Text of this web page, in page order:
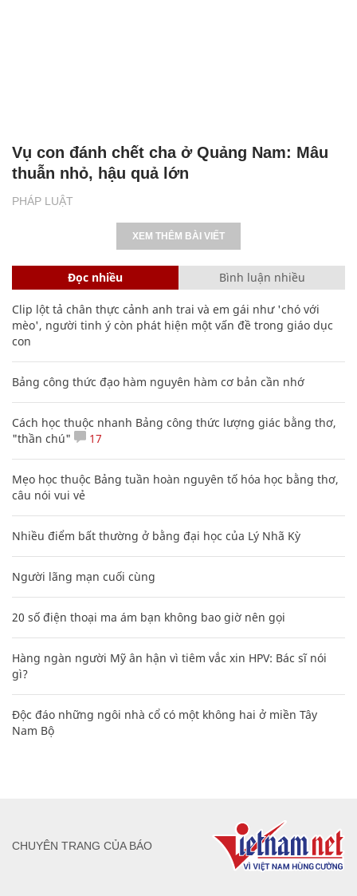
PHÁP LUẬT
Vụ con đánh chết cha ở Quảng Nam: Mâu
thuẫn nhỏ, hậu quả lớn
XEM THÊM BÀI VIẾT
Đọc nhiều Bình luận nhiều
Clip lột tả chân thực cảnh anh trai và em gái như 'chó với
mèo', người tinh ý còn phát hiện một vấn đề trong giáo dục
con
Bảng công thức đạo hàm nguyên hàm cơ bản cần nhớ
Cách học thuộc nhanh Bảng công thức lượng giác bằng thơ,
"thần chú"
17
Mẹo học thuộc Bảng tuần hoàn nguyên tố hóa học bằng thơ,
câu nói vui vẻ
Nhiều điểm bất thường ở bằng đại học của Lý Nhã Kỳ
Người lãng mạn cuối cùng
20 số điện thoại ma ám bạn không bao giờ nên gọi
Hàng ngàn người Mỹ ân hận vì tiêm vắc xin HPV: Bác sĩ nói
gì?
Độc đáo những ngôi nhà cổ có một không hai ở miền Tây
Nam Bộ
CHUYÊN TRANG CỦA BÁO